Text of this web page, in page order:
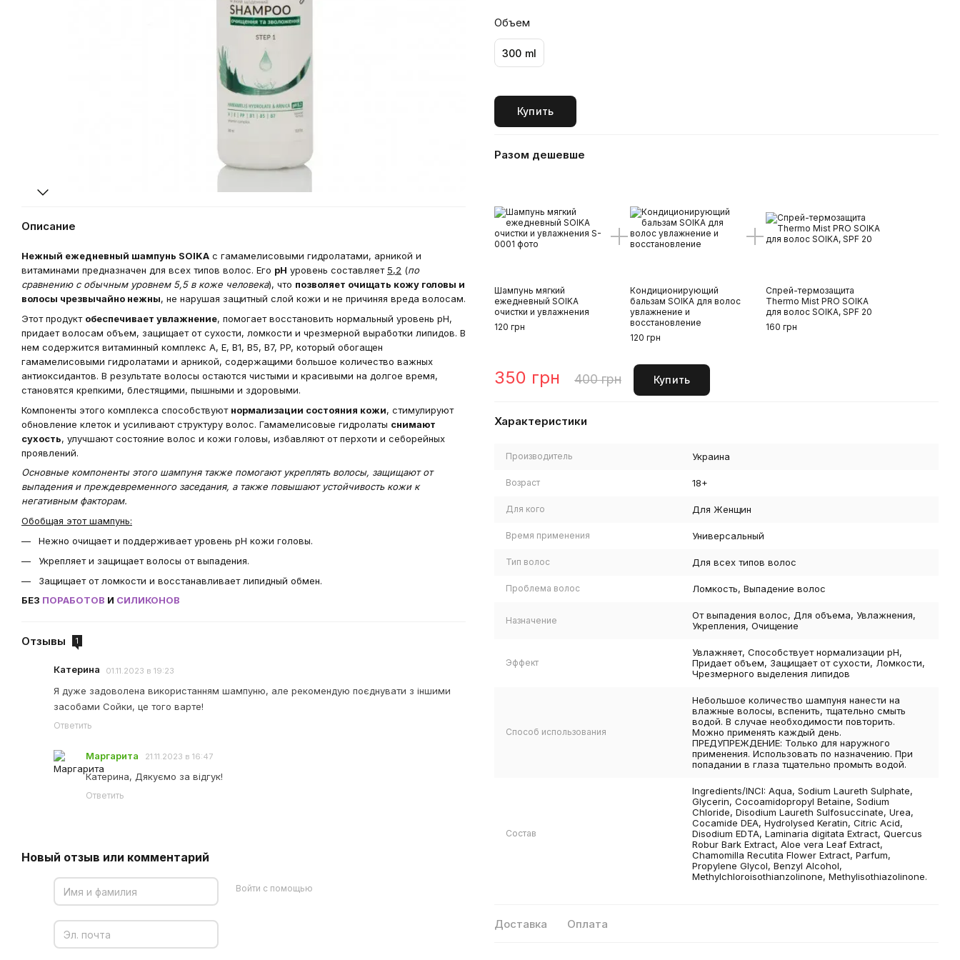
Описание
Нежный ежедневный шампунь SOIKA с гамамелисовыми гидролатами, арникой и
витаминами предназначен для всех типов волос. Его рН уровень составляет 5,2 (по
сравнению с обычным уровнем 5,5 в коже человека), что позволяет очищать кожу головы и
волосы чрезвычайно нежны, не нарушая защитный слой кожи и не причиняя вреда волосам.
Этот продукт обеспечивает увлажнение, помогает восстановить нормальный уровень рН,
придает волосам объем, защищает от сухости, ломкости и чрезмерной выработки липидов. В
нем содержится витаминный комплекс A, E, B1, B5, B7, PP, который обогащен
гамамелисовыми гидролатами и арникой, содержащими большое количество важных
антиоксидантов. В результате волосы остаются чистыми и красивыми на долгое время,
становятся крепкими, блестящими, пышными и здоровыми.
Компоненты этого комплекса способствуют нормализации состояния кожи, стимулируют
обновление клеток и усиливают структуру волос. Гамамелисовые гидролаты снимают
сухость, улучшают состояние волос и кожи головы, избавляют от перхоти и себорейных
проявлений.
Основные компоненты этого шампуня также помогают укреплять волосы, защищают от
выпадения и преждевременного заседания, а также повышают устойчивость кожи к
негативным факторам.
Обобщая этот шампунь:
Нежно очищает и поддерживает уровень рН кожи головы.
Укрепляет и защищает волосы от выпадения.
Защищает от ломкости и восстанавливает липидный обмен.
БЕЗ ПОРАБОТОВ И СИЛИКОНОВ
Отзывы 1
Катерина 01.11.2023 в 19:23
Я дуже задоволена використанням шампуню, але рекомендую поєднувати з іншими
засобами Сойки, це того варте!
Ответить
Маргарита 21.11.2023 в 16:47
Катерина, Дякуємо за відгук!
Ответить
Новый отзыв или комментарий
Войти с помощью
Объем
300 ml
Купить
Разом дешевше
Шампунь мягкий
ежедневный SOIKA
очистки и увлажнения
120 грн
Кондиционирующий
бальзам SOIKA для волос
увлажнение и
восстановление
120 грн
Спрей-термозащита
Thermo Mist PRO SOIKA
для волос SOIKA, SPF 20
160 грн
350 грн 400 грн Купить
Характеристики
Производитель Украина
Возраст 18+
Для кого Для Женщин
Время применения Универсальный
Тип волос Для всех типов волос
Проблема волос Ломкость, Выпадение волос
Назначение
От выпадения волос, Для объема, Увлажнения,
Укрепления, Очищение
Эффект
Увлажняет, Способствует нормализации pH,
Придает объем, Защищает от сухости, Ломкости,
Чрезмерного выделения липидов
Способ использования
Небольшое количество шампуня нанести на
влажные волосы, вспенить, тщательно смыть
водой. В случае необходимости повторить.
Можно применять каждый день.
ПРЕДУПРЕЖДЕНИЕ: Только для наружного
применения. Использовать по назначению. При
попадании в глаза тщательно промыть водой.
Состав
Ingredients/INCI: Aqua, Sodium Laureth Sulphate,
Glycerin, Cocoamidopropyl Betaine, Sodium
Chloride, Disodium Laureth Sulfosuccinate, Urea,
Cocamide DEA, Hydrolysed Keratin, Citric Acid,
Disodium EDTA, Laminaria digitata Extract, Quercus
Robur Bark Extract, Aloe vera Leaf Extract,
Chamomilla Recutita Flower Extract, Parfum,
Propylene Glycol, Benzyl Alcohol,
Methylchloroisothianzolinone, Methylisothiazolinone.
Доставка Оплата